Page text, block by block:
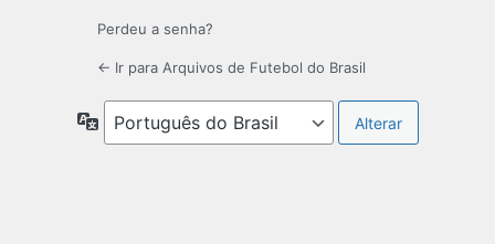
Perdeu a senha?
← Ir para Arquivos de Futebol do Brasil
Idioma